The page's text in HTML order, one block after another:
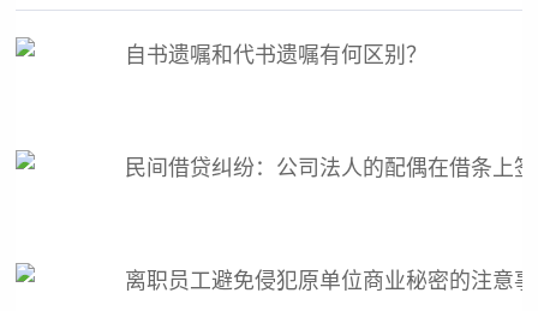
自书遗嘱和代书遗嘱有何区别？
民间借贷纠纷：公司法人的配偶在借条上
离职员工避免侵犯原单位商业秘密的注意